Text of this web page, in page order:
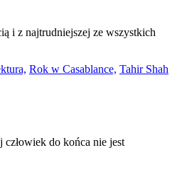
i z najtrudniejszej ze wszystkich
Rok w Casablance, Tahir Shah
do końca nie jest